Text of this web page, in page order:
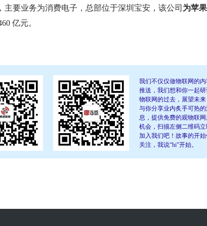
要业务为消费电子，总部位于深圳宝安，该公司 为苹
亿元。
我们不仅仅做物联网的
推送，我们想和你一起
物联网的过去，展望未来
与你分享业内炙手可热
息，提供免费的观物联网
机会，扫描左侧二维码立
加入我们吧！故事的开
关注，我说“hi”开始。